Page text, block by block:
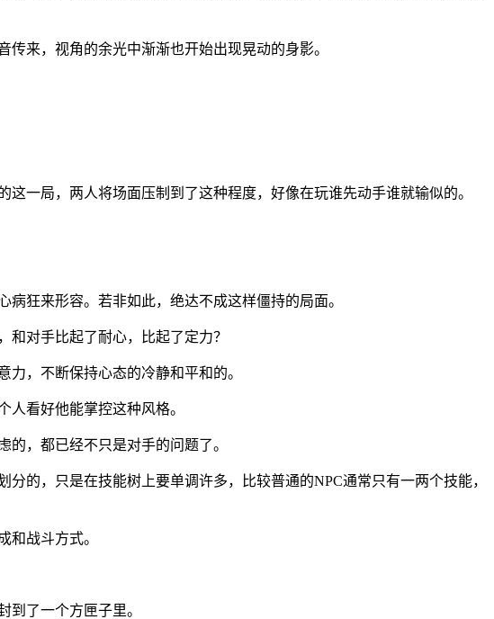
来，视角的余光中渐渐也开始出现晃动的身影。
一局，两人将场面压制到了这种程度，好像在玩谁先动手谁就输似的。
狂来形容。若非如此，绝达不成这样僵持的局面。
对手比起了耐心，比起了定力？
，不断保持心态的冷静和平和的。
看好他能掌控这种风格。
，都已经不只是对手的问题了。
的，只是在技能树上要单调许多，比较普通的NPC通常只有一两个技能，
和战斗方式。
了一个方匣子里。